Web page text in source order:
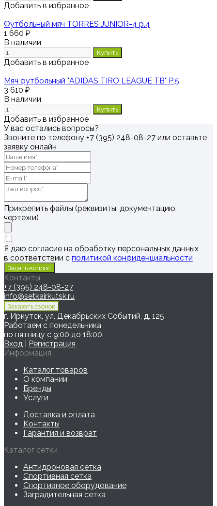
Добавить в избранное
Футбольный мяч TORRES JUNIOR-4 р.4
1 660 ₽
В наличии
Купить
Добавить в избранное
Мяч футбольный "ADIDAS TIRO LEAGUE TB" Р.5
3 610 ₽
В наличии
Купить
Добавить в избранное
У вас остались вопросы?
Звоните по телефону +7 (395) 248-08-27 или оставьте
заявку онлайн
Прикрепить файлы (реквизиты, документацию,
чертежи)
Я даю согласие на обработку персональных данных
в соответствии с политикой конфиденциальности
Контакты
+7 (395) 248-08-27
info@setkairkutsk.ru
г. Иркутск, ул. Декабрьских Событий, д. 125
Работаем с понедельника
по пятницу с 9:00 до 18:00
Вход
Регистрация
Информация
Каталог товаров
О компании
Бренды
Услуги
Доставка и оплата
Контакты
Гарантия и возврат
Каталог сетки
Антидроновая сетка
Спортивная сетка
Спортивное оборудование
Заградительная сетка